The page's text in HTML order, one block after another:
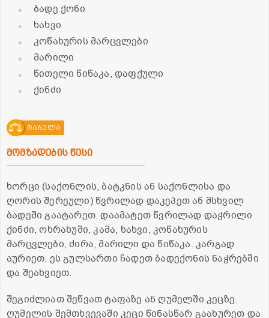
ბადე ქონი
ხახვი
კოწახურის მარცვლები
მარილი
წითელი წიწაკა, დაფქული
ქინძი
ტაბულა
მომზადების წესი
ხორცი (საქონლის, ბატკნის ან საქონლისა და
ღორის შერეული) წვრილად დაკეპეთ ან მსხვილ
ბადეში გაატარეთ. დაამატეთ წვრილად დაჭრილი
ქინძი, ოხრახუში, კამა, ხახვი, კოწახურის
მარცვლები, ძირა, მარილი და წიწაკა. კარგად
აურიეთ. ეს გულსართი ჩადეთ ბადექონის ნაჭრებში
და შეახვიეთ.
შეგიძლიათ შეწვათ ტაფაზე ან ღუმელში კეცზე.
ღუმელის შემთხვევაში კეცი წინასწარ გაახურეთ და